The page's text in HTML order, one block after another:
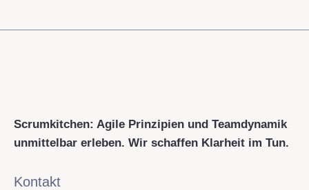
Scrumkitchen: Agile Prinzipien und Teamdynamik
unmittelbar erleben. Wir schaffen Klarheit im Tun.
Kontakt